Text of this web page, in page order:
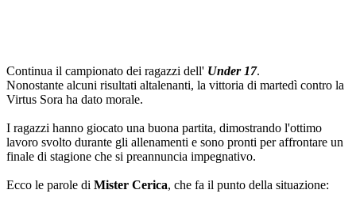
Continua il campionato dei ragazzi dell' Under 17.
Nonostante alcuni risultati altalenanti, la vittoria di martedì contro la
Virtus Sora ha dato morale.
I ragazzi hanno giocato una buona partita, dimostrando l'ottimo
lavoro svolto durante gli allenamenti e sono pronti per affrontare un
finale di stagione che si preannuncia impegnativo.
Ecco le parole di Mister Cerica, che fa il punto della situazione: